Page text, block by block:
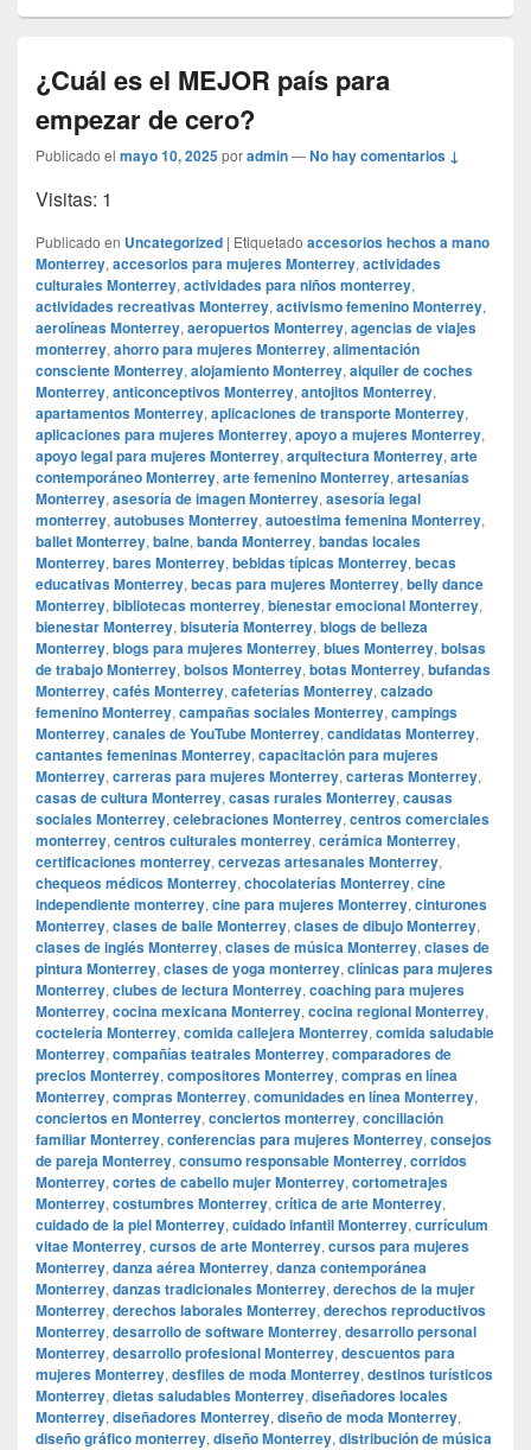
¿Cuál es el MEJOR país para
empezar de cero?
Publicado el mayo 10, 2025poradmin—No hay comentarios ↓
Visitas: 1
Publicado en Uncategorized | Etiquetado accesorios hechos a mano
Monterrey, accesorios para mujeres Monterrey, actividades
culturales Monterrey, actividades para niños monterrey,
actividades recreativas Monterrey, activismo femenino Monterrey,
aerolíneas Monterrey, aeropuertos Monterrey, agencias de viajes
monterrey, ahorro para mujeres Monterrey, alimentación
consciente Monterrey, alojamiento Monterrey, alquiler de coches
Monterrey, anticonceptivos Monterrey, antojitos Monterrey,
apartamentos Monterrey, aplicaciones de transporte Monterrey,
aplicaciones para mujeres Monterrey, apoyo a mujeres Monterrey,
apoyo legal para mujeres Monterrey, arquitectura Monterrey, arte
contemporáneo Monterrey, arte femenino Monterrey, artesanías
Monterrey, asesoría de imagen Monterrey, asesoría legal
monterrey, autobuses Monterrey, autoestima femenina Monterrey,
ballet Monterrey, balne, banda Monterrey, bandas locales
Monterrey, bares Monterrey, bebidas típicas Monterrey, becas
educativas Monterrey, becas para mujeres Monterrey, belly dance
Monterrey, bibliotecas monterrey, bienestar emocional Monterrey,
bienestar Monterrey, bisutería Monterrey, blogs de belleza
Monterrey, blogs para mujeres Monterrey, blues Monterrey, bolsas
de trabajo Monterrey, bolsos Monterrey, botas Monterrey, bufandas
Monterrey, cafés Monterrey, cafeterías Monterrey, calzado
femenino Monterrey, campañas sociales Monterrey, campings
Monterrey, canales de YouTube Monterrey, candidatas Monterrey,
cantantes femeninas Monterrey, capacitación para mujeres
Monterrey, carreras para mujeres Monterrey, carteras Monterrey,
casas de cultura Monterrey, casas rurales Monterrey, causas
sociales Monterrey, celebraciones Monterrey, centros comerciales
monterrey, centros culturales monterrey, cerámica Monterrey,
certificaciones monterrey, cervezas artesanales Monterrey,
chequeos médicos Monterrey, chocolaterías Monterrey, cine
independiente monterrey, cine para mujeres Monterrey, cinturones
Monterrey, clases de baile Monterrey, clases de dibujo Monterrey,
clases de inglés Monterrey, clases de música Monterrey, clases de
pintura Monterrey, clases de yoga monterrey, clínicas para mujeres
Monterrey, clubes de lectura Monterrey, coaching para mujeres
Monterrey, cocina mexicana Monterrey, cocina regional Monterrey,
coctelería Monterrey, comida callejera Monterrey, comida saludable
Monterrey, compañías teatrales Monterrey, comparadores de
precios Monterrey, compositores Monterrey, compras en línea
Monterrey, compras Monterrey, comunidades en línea Monterrey,
conciertos en Monterrey, conciertos monterrey, conciliación
familiar Monterrey, conferencias para mujeres Monterrey, consejos
de pareja Monterrey, consumo responsable Monterrey, corridos
Monterrey, cortes de cabello mujer Monterrey, cortometrajes
Monterrey, costumbres Monterrey, crítica de arte Monterrey,
cuidado de la piel Monterrey, cuidado infantil Monterrey, currículum
vitae Monterrey, cursos de arte Monterrey, cursos para mujeres
Monterrey, danza aérea Monterrey, danza contemporánea
Monterrey, danzas tradicionales Monterrey, derechos de la mujer
Monterrey, derechos laborales Monterrey, derechos reproductivos
Monterrey, desarrollo de software Monterrey, desarrollo personal
Monterrey, desarrollo profesional Monterrey, descuentos para
mujeres Monterrey, desfiles de moda Monterrey, destinos turísticos
Monterrey, dietas saludables Monterrey, diseñadores locales
Monterrey, diseñadores Monterrey, diseño de moda Monterrey,
diseño gráfico monterrey, diseño Monterrey, distribución de música